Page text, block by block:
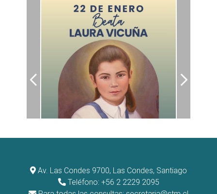
Av. Las Condes 9700, Las Condes, Santiago
Teléfono: +56 2 2229 2095